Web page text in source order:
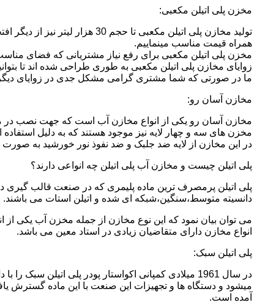
مخزن پلی اتیلن مکعبی:
تولید مخازن پلی اتیلن
همراه قیمت مناسب مینماییم.
مخزن پلی اتیلن مکعبی برای رفع نیاز مشتریانی که فضای
زوایای مخازن پلی اتیلن مکعبی به طوری طراحی شده اند تا
ما در صورتی که شما مشتری گرامی مشکل جدی در زوایای دیگر
مخازن آسان رو:
مخازن آسان رو یکی از انواع مخازن آب است که جهت نصب
مخزن های سه و چهار لایه نیز موجود هستند که به دلیل
در این مخازن از لایه ضد جلبک و ضد نفوذ نور خورشید به
پلی اتیلن چیست و مخازن آب پلی اتیلن چه انواعی دارند؟
دانسیته متوسط،سنگین،شبکه ای شده و اتیلن استات می باشند.
می توان بیان نمود که این نوع مخازن از جمله مخزن آب یکی
انواع مخازن دارای متقاضیان زیادی در استاد معین می باشد.
پلی اتیلن سبک:
میشود و دستگاه ها و تجهیزات این صنعت با این ماده گسترش
آمده است.